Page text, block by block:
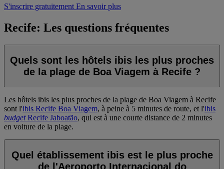
S'inscrire gratuitement En savoir plus
Recife: Les questions fréquentes
Quels sont les hôtels ibis les plus proches
de la plage de Boa Viagem à Recife ?
Les hôtels ibis les plus proches de la plage de Boa Viagem à Recife
sont l'ibis Recife Boa Viagem, à peine à 5 minutes de route, et l'ibis
budgetRecife Jaboatão, qui est à une courte distance de 2 minutes
en voiture de la plage.
Quel établissement ibis est le plus proche
de l'Aeroporto Internacional do